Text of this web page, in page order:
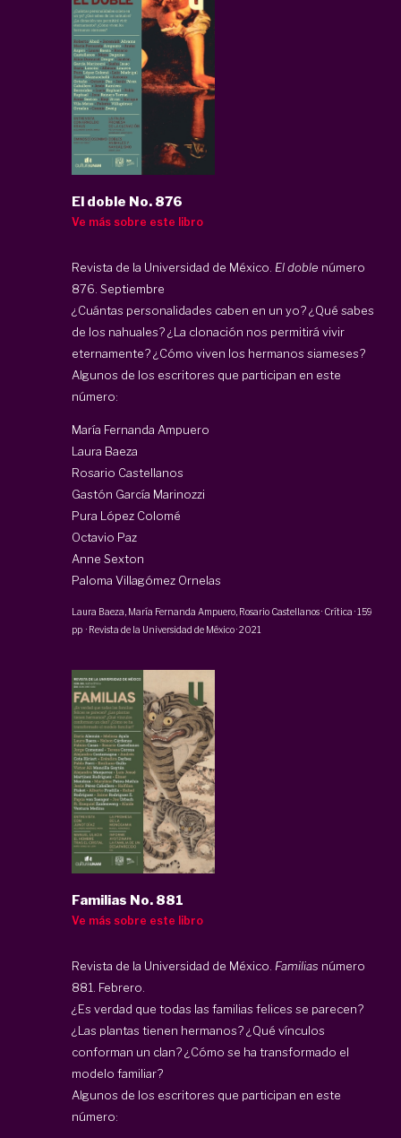
El doble No. 876
Ve más sobre este libro
Revista de la Universidad de México. El doble número
876. Septiembre
¿Cuántas personalidades caben en un yo? ¿Qué sabes
de los nahuales? ¿La clonación nos permitirá vivir
eternamente? ¿Cómo viven los hermanos siameses?
Algunos de los escritores que participan en este
número:
María Fernanda Ampuero
Laura Baeza
Rosario Castellanos
Gastón García Marinozzi
Pura López Colomé
Octavio Paz
Anne Sexton
Paloma Villagómez Ornelas
Laura Baeza María Fernanda Ampuero Rosario Castellanos· Crítica ·159
pp · Revista de la Universidad de México·2021
Familias No. 881
Ve más sobre este libro
Revista de la Universidad de México. Familias número
881. Febrero.
¿Es verdad que todas las familias felices se parecen?
¿Las plantas tienen hermanos? ¿Qué vínculos
conforman un clan? ¿Cómo se ha transformado el
modelo familiar?
Algunos de los escritores que participan en este
número: